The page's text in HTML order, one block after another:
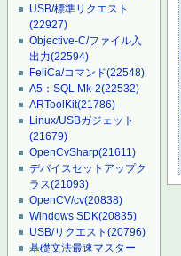
USB/標準リクエスト
(22927)
Objective-C/ファイル入
出力(22594)
FeliCa/コマンド(22548)
A5：SQL Mk-2(22532)
ARToolKit(21786)
Linux/USBガジェット
(21679)
OpenCvSharp(21611)
デバイスセットアップク
ラス(21093)
OpenCV/cv(20838)
Windows SDK(20835)
USB/リクエスト(20796)
基礎文法最速マスター